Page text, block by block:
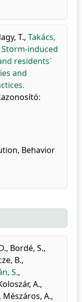
T., Takács,
Storm-induced
residents`
and
Behavior
, Bordé, S.,
B.,
S.,
A.,
, Mészáros, A.,